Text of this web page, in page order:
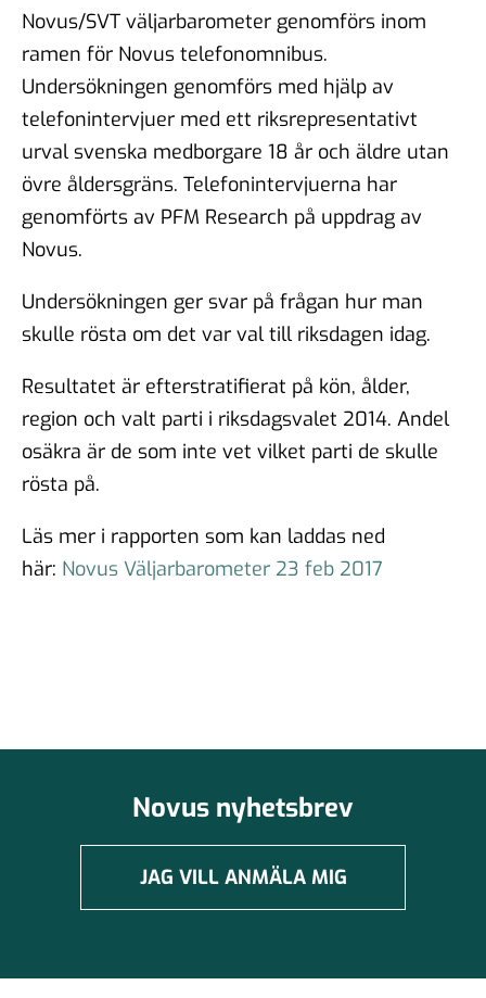
Novus/SVT väljarbarometer genomförs inom
ramen för Novus telefonomnibus.
Undersökningen genomförs med hjälp av
telefonintervjuer med ett riksrepresentativt
urval svenska medborgare 18 år och äldre utan
övre åldersgräns. Telefonintervjuerna har
genomförts av PFM Research på uppdrag av
Novus.
Undersökningen ger svar på frågan hur man
skulle rösta om det var val till riksdagen idag.
Resultatet är efterstratifierat på kön, ålder,
region och valt parti i riksdagsvalet 2014. Andel
osäkra är de som inte vet vilket parti de skulle
rösta på.
Läs mer i rapporten som kan laddas ned
här: Novus Väljarbarometer 23 feb 2017
Novus nyhetsbrev
JAG VILL ANMÄLA MIG